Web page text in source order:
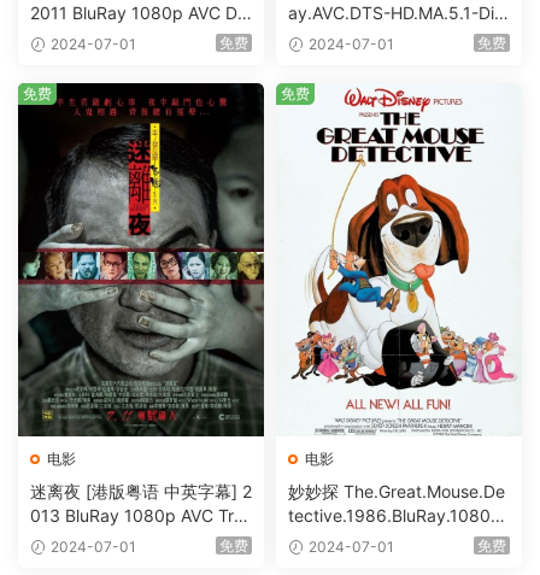
2011 BluRay 1080p AVC DT
S-HD MA5.1-shhaclm@CHD
2024-07-01 免费
ay.AVC.DTS-HD.MA.5.1-DiY
@HDHome [BDISO 19.7GB]
2024-07-01 免费
电影
迷离夜 [港版粤语 中英字幕] 2
013 BluRay 1080p AVC Tru
eHD5.1 [BDISO 22.64GB]
2024-07-01 免费
免费
电影
妙妙探 The.Great.Mouse.De
tective.1986.BluRay.1080p.
AVC.DTS-HD.MA.5.1-HDHo
2024-07-01 免费
免费